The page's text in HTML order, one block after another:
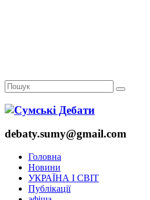
debaty.sumy@gmail.com
Головна
Новини
УКРАЇНА І СВІТ
Публікації